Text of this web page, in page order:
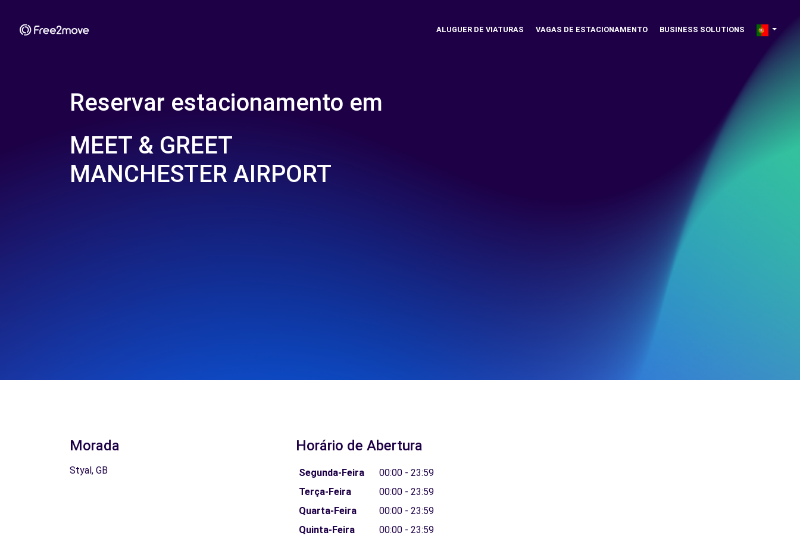
ALUGUER DE VIATURAS VAGAS DE ESTACIONAMENTO BUSINESS SOLUTIONS
Reservar estacionamento em
MEET & GREET
MANCHESTER AIRPORT
Morada
Styal, GB
Horário de Abertura
Segunda-Feira
00:00 - 23:59
Terça-Feira
00:00 - 23:59
Quarta-Feira
00:00 - 23:59
Quinta-Feira
00:00 - 23:59